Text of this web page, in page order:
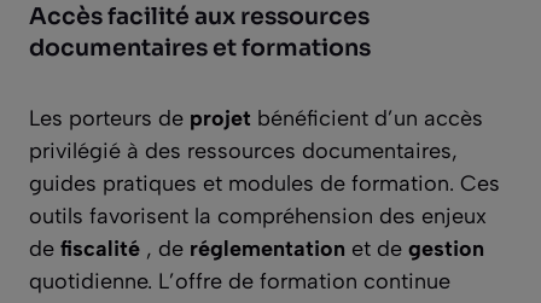
Accès facilité aux ressources
documentaires et formations
Les porteurs de projet bénéficient d’un accès
privilégié à des ressources documentaires,
guides pratiques et modules de formation. Ces
outils favorisent la compréhension des enjeux
de fiscalité , de réglementation et de gestion
quotidienne. L’offre de formation continue